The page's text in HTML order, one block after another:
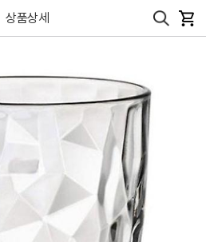
상품상세